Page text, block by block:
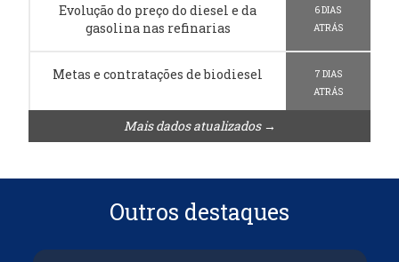
Evolução do preço do diesel e da
gasolina nas refinarias
6 DIAS
ATRÁS
Metas e contratações de biodiesel
7 DIAS
ATRÁS
Mais dados atualizados →
Outros destaques